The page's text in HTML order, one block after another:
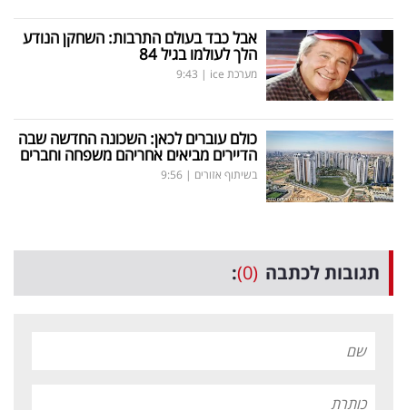
אבל כבד בעולם התרבות: השחקן הנודע
הלך לעולמו בגיל 84
מערכת ice |
9:43
כולם עוברים לכאן: השכונה החדשה שבה
הדיירים מביאים אחריהם משפחה וחברים
בשיתוף אזורים |
9:56
תגובות לכתבה (0)
: